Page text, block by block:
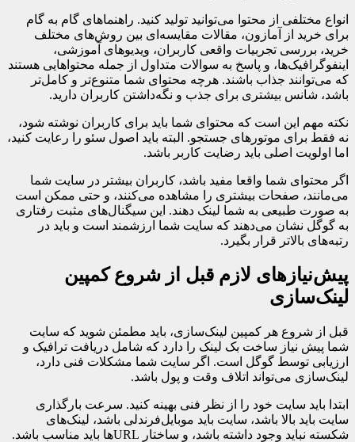
انواع مختلفی از محتوا می‌توانید تولید کنید. راهنماهای گام به گام
برای خرید از آمازون، مقالات مقایسه‌ای بین روش‌های مختلف
خرید، بررسی تجربیات واقعی کاربران، ویدیوهای آموزشی،
اینفوگرافیک‌ها، و پاسخ به سوالات متداول از جمله محتواهایی هستند
که می‌توانند جذاب باشند. هرچه محتوای شما متنوع‌تر و کامل‌تر
باشد، شانس بیشتری برای جذب و نگه‌داشتن کاربران دارید.
نکته مهم این است که محتوای شما باید برای کاربران نوشته شود،
نه فقط برای موتورهای جستجو. البته باید اصول سئو را رعایت کنید،
اما اولویت اصلی باید رضایت کاربر باشد.
اگر محتوای شما واقعا مفید باشد، کاربران بیشتر در سایت شما
می‌مانند، صفحات بیشتری را مشاهده می‌کنند، و حتی ممکن است
به صورت طبیعی به شما لینک دهند. این سیگنال‌های مثبت رفتاری
به گوگل نشان می‌دهند که سایت شما ارزشمند است و باید در
رتبه‌های بالاتر قرار بگیرد.
پیش‌نیازهای لازم قبل از شروع کمپین
لینک‌سازی
قبل از شروع هر کمپین لینک‌سازی، باید مطمئن شوید که سایت
شما پیش نیاز ساخت بک لینک را دارد که شامل دریافت ترافیک و
ارزیابی توسط گوگل است. اگر سایت شما مشکلات فنی دارد،
لینک‌سازی می‌تواند اتلاف وقت و پول باشد.
ابتدا باید سایت خود را از نظر فنی بهینه کنید. سرعت بارگذاری
سایت باید بالا باشد، سایت باید موبایل‌فرندلی باشد، لینک‌های
شکسته نباید وجود داشته باشد، و ساختار URL‌ها باید مناسب باشد.